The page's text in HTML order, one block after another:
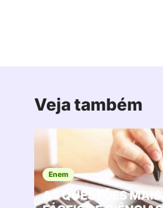
Veja também
Enem
AS QUESTÕES MAIS